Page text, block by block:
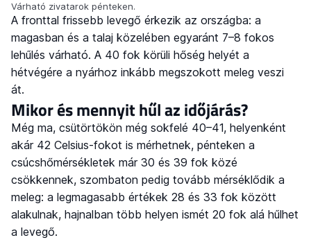
Várható zivatarok pénteken.
A fronttal frissebb levegő érkezik az országba: a
magasban és a talaj közelében egyaránt 7–8 fokos
lehűlés várható. A 40 fok körüli hőség helyét a
hétvégére a nyárhoz inkább megszokott meleg veszi
át.
Mikor és mennyit hűl az időjárás?
Még ma, csütörtökön még sokfelé 40–41, helyenként
akár 42 Celsius-fokot is mérhetnek, pénteken a
csúcshőmérsékletek már 30 és 39 fok közé
csökkennek, szombaton pedig tovább mérséklődik a
meleg: a legmagasabb értékek 28 és 33 fok között
alakulnak, hajnalban több helyen ismét 20 fok alá hűlhet
a levegő.